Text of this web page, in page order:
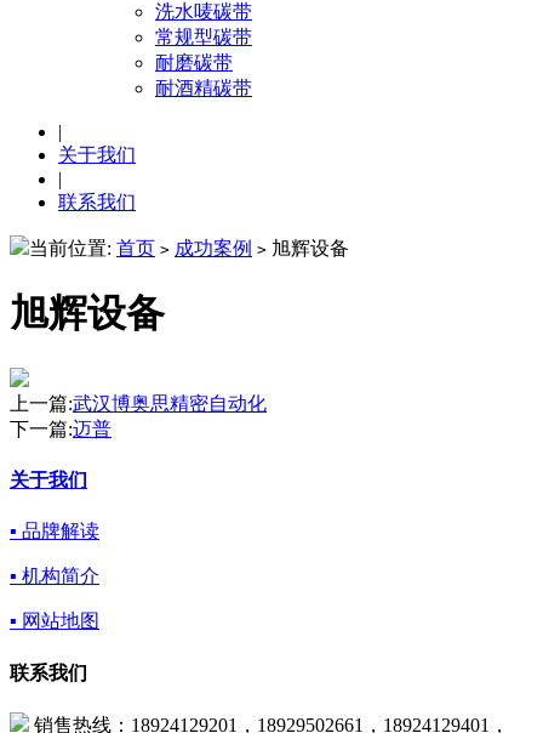
洗水唛碳带
常规型碳带
耐磨碳带
耐酒精碳带
|
关于我们
|
联系我们
当前位置: 首页 > 成功案例 > 旭辉设备
旭辉设备
上一篇:武汉博奥思精密自动化
下一篇:迈普
关于我们
▪ 品牌解读
▪ 机构简介
▪ 网站地图
联系我们
销售热线：18924129201，18929502661，18924129401，